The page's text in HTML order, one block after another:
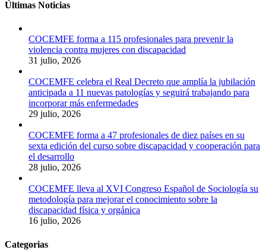
Últimas Noticias
COCEMFE forma a 115 profesionales para prevenir la
violencia contra mujeres con discapacidad
31 julio, 2026
COCEMFE celebra el Real Decreto que amplía la jubilación
anticipada a 11 nuevas patologías y seguirá trabajando para
incorporar más enfermedades
29 julio, 2026
COCEMFE forma a 47 profesionales de diez países en su
sexta edición del curso sobre discapacidad y cooperación para
el desarrollo
28 julio, 2026
COCEMFE lleva al XVI Congreso Español de Sociología su
metodología para mejorar el conocimiento sobre la
discapacidad física y orgánica
16 julio, 2026
Categorias